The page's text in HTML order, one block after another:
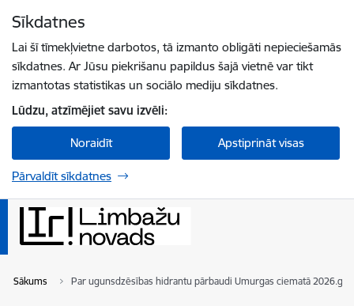
Sīkdatnes
Lai šī tīmekļvietne darbotos, tā izmanto obligāti nepieciešamās
sīkdatnes. Ar Jūsu piekrišanu papildus šajā vietnē var tikt
izmantotas statistikas un sociālo mediju sīkdatnes.
Lūdzu, atzīmējiet savu izvēli:
Noraidīt Apstiprināt visas
Pārvaldīt sīkdatnes
Sākums Par ugunsdzēsības hidrantu pārbaudi Umurgas ciematā